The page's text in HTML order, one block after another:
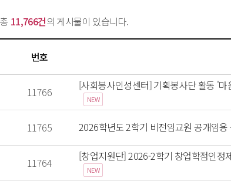
총 11,766건의 게시물이 있습니다.
번호
11766 [사회봉사인성센터] 기획봉사단 활동 '
NEW
11765 2026학년도 2학기 비전임교원 공개임
11764 [창업지원단] 2026-2학기 창업학점인정
NEW